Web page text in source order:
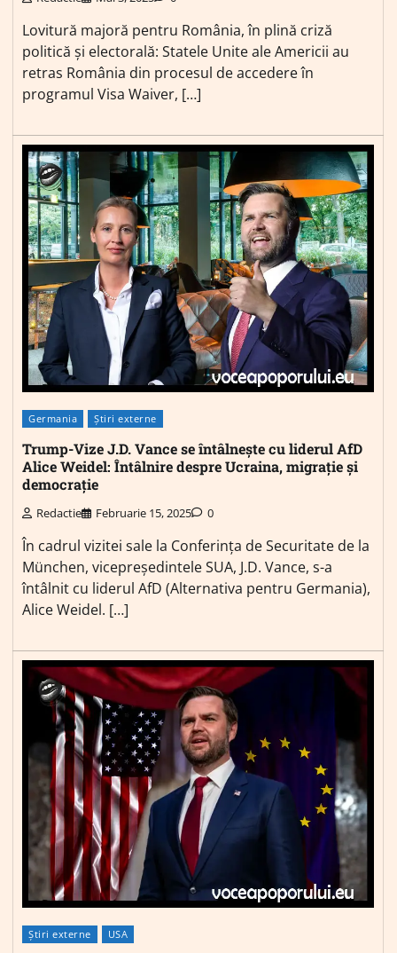
Lovitură majoră pentru România, în plină criză
politică și electorală: Statele Unite ale Americii au
retras România din procesul de accedere în
programul Visa Waiver, […]
Germania Știri externe
Trump-Vize J.D. Vance se întâlnește cu liderul AfD
Alice Weidel: Întâlnire despre Ucraina, migrație și
democrație
Redactie Februarie 15, 2025 0
În cadrul vizitei sale la Conferința de Securitate de la
München, vicepreședintele SUA, J.D. Vance, s-a
întâlnit cu liderul AfD (Alternativa pentru Germania),
Alice Weidel. […]
Știri externe USA